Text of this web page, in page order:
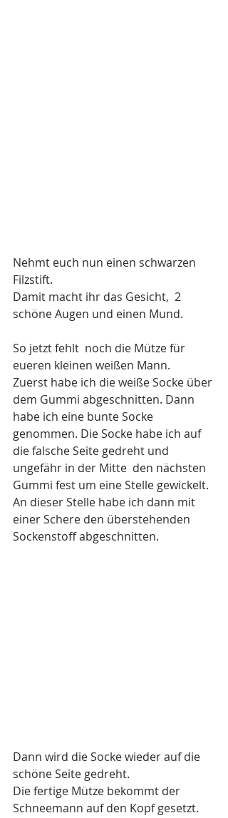
Nehmt euch nun einen schwarzen
Filzstift.
Damit macht ihr das Gesicht,  2
schöne Augen und einen Mund.
So jetzt fehlt  noch die Mütze für
eueren kleinen weißen Mann.
Zuerst habe ich die weiße Socke über
dem Gummi abgeschnitten. Dann
habe ich eine bunte Socke
genommen. Die Socke habe ich auf
die falsche Seite gedreht und
ungefähr in der Mitte  den nächsten
Gummi fest um eine Stelle gewickelt.
An dieser Stelle habe ich dann mit
einer Schere den überstehenden
Sockenstoff abgeschnitten.
Dann wird die Socke wieder auf die
schöne Seite gedreht.
Die fertige Mütze bekommt der
Schneemann auf den Kopf gesetzt.